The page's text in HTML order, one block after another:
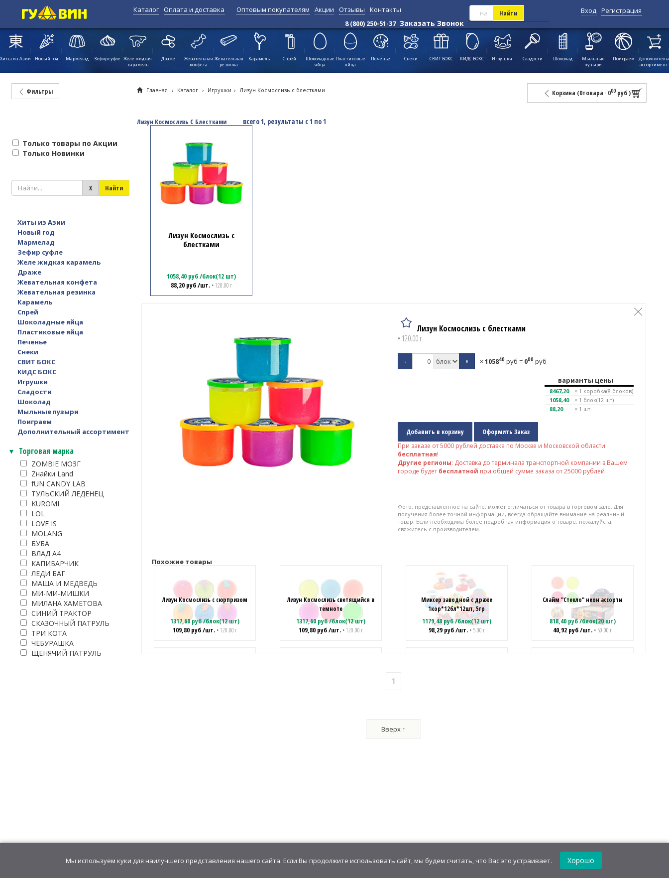
Оплата и доставка
Каталог Оптовым покупателям Акции Отзывы Контакты
Заказать Звонок
8 (800) 250-51-37
Найти Вход Регистрация
Хиты из Азии Новый год Мармелад Зефир суфле Желе жидкая
карамель
Драже
Жевательная
конфета
Жевательная
резинка
Карамель Спрей
Шоколадные
яйца
Пластиковые
яйца
Печенье Снеки СВИТ БОКС КИДС БОКС Игрушки Сладости Шоколад
Мыльные
пузыри
Поиграем
ассортимент
Фильтры
Только товары по Акции
Только Новинки
Хиты из Азии
Новый год
Мармелад
Зефир суфле
Желе жидкая карамель
Драже
Жевательная конфета
Жевательная резинка
Карамель
Спрей
Шоколадные яйца
Пластиковые яйца
Печенье
Снеки
СВИТ БОКС
КИДС БОКС
Игрушки
Сладости
Шоколад
Мыльные пузыри
Поиграем
Дополнительный ассортимент
Торговая марка
ZOMBIE МОЗГ
Zнайки Land
fUN CANDY LAB
ТУЛЬСКИЙ ЛЕДЕНЕЦ
KUROMI
LOL
LOVE IS
MOLANG
БУБА
ВЛАД А4
КАПИБАРЧИК
ЛЕДИ БАГ
МАША И МЕДВЕДЬ
МИ-МИ-МИШКИ
МИЛАНА ХАМЕТОВА
СИНИЙ ТРАКТОР
СКАЗОЧНЫЙ ПАТРУЛЬ
ТРИ КОТА
ЧЕБУРАШКА
ЩЕНЯЧИЙ ПАТРУЛЬ
Корзина (0товара · 000руб)
всего 1, результаты с 1
по 1↑
Главная › Каталог › Игрушки › Лизун Космослизь с блестками
Лизун Космослизь С Блестками всего 1, результаты с 1 по 1
Лизун Космослизь с
блестками
1058,40руб/блок(12 шт)
88,20руб/шт. • 120.00 г
Лизун Космослизь с блестками
• 120.00 г
- + ×105840 руб = 000 руб
варианты цены
8467,20 × 1 коробка(8 блоков)
1058,40
× 1 блок(12 шт)
88,20
× 1 шт.
Добавить в корзину Оформить Заказ
При заказе от5000 рублей доставка по Москве и Московской области
бесплатная!
Другие регионы: Доставка до терминала транспортной компании в Вашем
городе будет бесплатной при общей сумме заказа от 25000 рублей
Фото, представленное на сайте, может отличаться от товара в торговом зале. Для
получения более точной информации, всегда обращайте внимание на реальный
товар. Если необходима более подробная информация о товаре, пожалуйста,
свяжитесь с производителем.
Похожие товары
Лизун Космослизь с сюрпризом
1317,60руб/блок(12 шт)
109,80руб/шт. • 120.00 г
Лизун Космослизь светящийся в
темноте
1317,60руб/блок(12 шт)
109,80руб/шт. • 120.00 г
Миксер заводной с драже
1кор*12бл*12шт, 5гр
1179,48руб/блок(12 шт)
98,29руб/шт. • 5.00 г
Слайм "Стекло" неон ассорти
818,40руб/блок(20 шт)
40,92 руб/шт. • 50.00 г
1
Вверх ↑
Мы используем куки для наилучшего представления нашего сайта. Если Вы продолжите использовать сайт, мы будем считать, что Вас это устраивает. Хорошо